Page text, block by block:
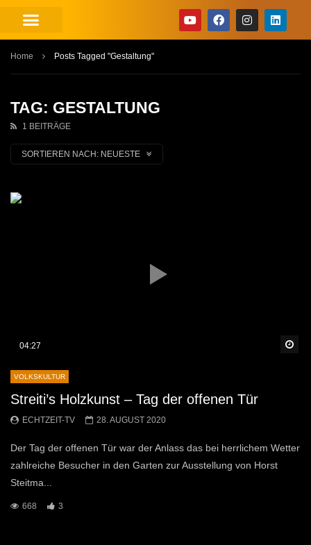
Home Posts Tagged "Gestaltung"
TAG: GESTALTUNG
1 BEITRÄGE
SORTIEREN NACH: NEUESTE
04:27
VOLKSKULTUR
Streiti’s Holzkunst – Tag der offenen Tür
ECHTZEIT-TV 28. AUGUST 2020
Der Tag der offenen Tür war der Anlass das bei herrlichem Wetter
zahlreiche Besucher in den Garten zur Ausstellung von Horst
Steitma...
668 3